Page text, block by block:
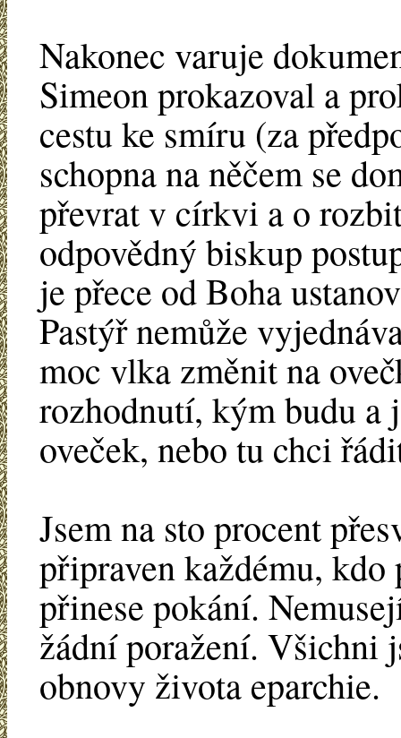
Nakonec varuje
Simeon prokazoval a
cestu ke smíru (za
schopna na něčem se
převrat v církvi a o
odpovědný biskup
je přece od Boha
Pastýř nemůže
moc vlka změnit na
rozhodnutí, kým budu a
oveček, nebo tu chci
Jsem na sto procent
připraven každému,
přinese pokání.
žádní poražení. Všichni
obnovy života eparchie.